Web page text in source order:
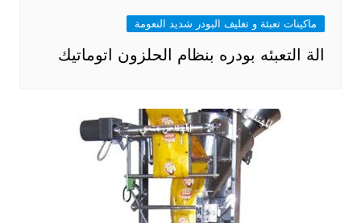
ماكينات تعبئة و تغليف البودر شديد النعومة
الة التعبئه بودره بنظام الحلزون اتوماتيك